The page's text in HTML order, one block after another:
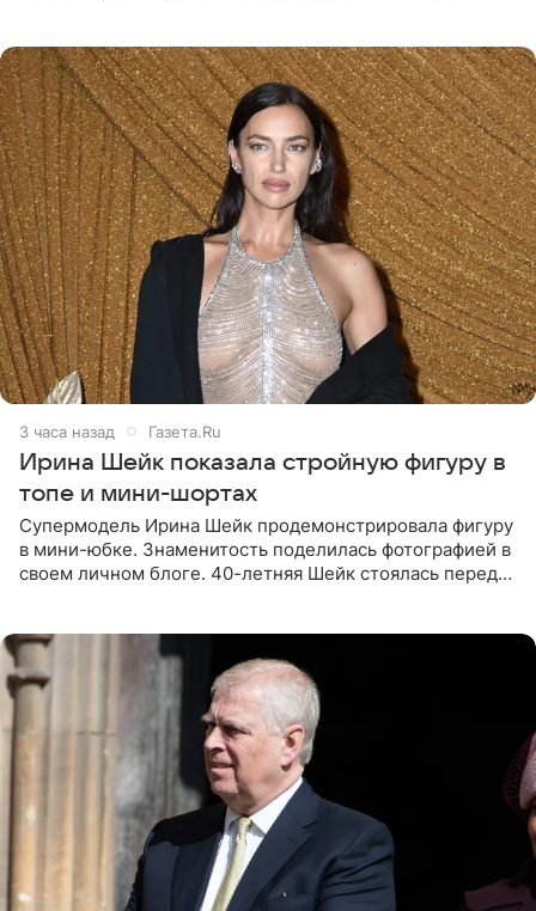
3 часа назад Газета.Ru
Ирина Шейк показала стройную фигуру в
топе и мини-шортах
Супермодель Ирина Шейк продемонстрировала фигуру
в мини-юбке. Знаменитость поделилась фотографией в
своем личном блоге. 40-летняя Шейк стоялась перед